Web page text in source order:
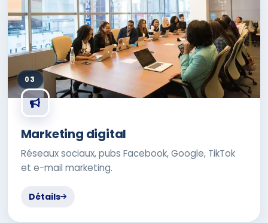
03
Marketing digital
Réseaux sociaux, pubs Facebook, Google, TikTok
et e-mail marketing.
Détails